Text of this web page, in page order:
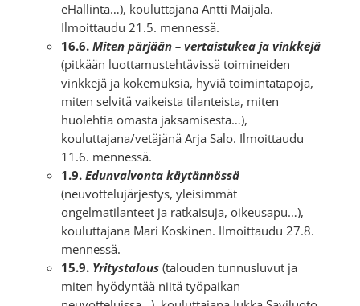
eHallinta…), kouluttajana Antti Maijala.
Ilmoittaudu 21.5. mennessä.
16.6. Miten pärjään – vertaistukea ja vinkkejä
(pitkään luottamustehtävissä toimineiden
vinkkejä ja kokemuksia, hyviä toimintatapoja,
miten selvitä vaikeista tilanteista, miten
huolehtia omasta jaksamisesta…),
kouluttajana/vetäjänä Arja Salo. Ilmoittaudu
11.6. mennessä.
1.9. Edunvalvonta käytännössä
(neuvottelujärjestys, yleisimmät
ongelmatilanteet ja ratkaisuja, oikeusapu…),
kouluttajana Mari Koskinen. Ilmoittaudu 27.8.
mennessä.
15.9. Yritystalous(talouden tunnusluvut ja
miten hyödyntää niitä työpaikan